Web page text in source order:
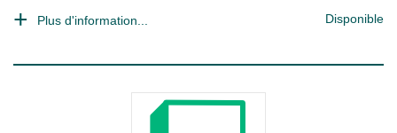
Plus d'information... Disponible